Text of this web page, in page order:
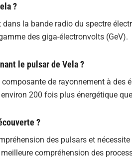
?
la bande radio du spectre
des giga-électronvolts (GeV).
le pulsar de Vela ?
de rayonnement à des
200 fois plus énergétique
?
des pulsars et
compréhension des